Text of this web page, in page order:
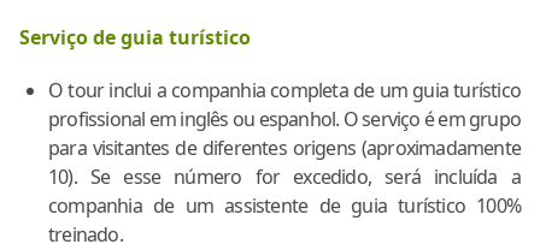
Serviço de guia turístico
O tour inclui a companhia completa de um guia turístico
profissional em inglês ou espanhol. O serviço é em grupo
para visitantes de diferentes origens (aproximadamente
10). Se esse número for excedido, será incluída a
companhia de um assistente de guia turístico 100%
treinado.